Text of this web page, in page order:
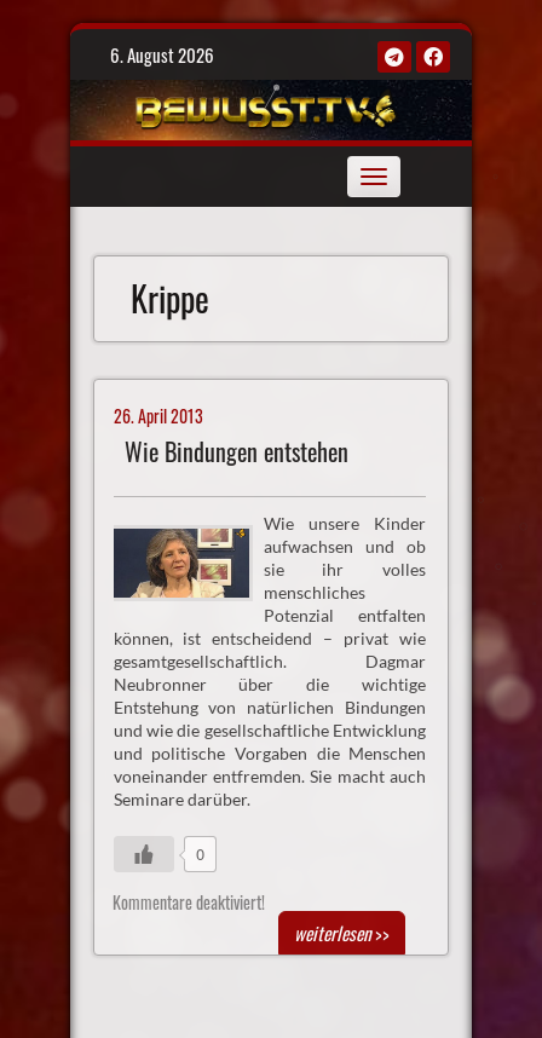
Skip
6. August 2026
Toggle
navigation
Krippe
26. April 2013
Wie Bindungen entstehen
Wie unsere Kinder
aufwachsen und ob
sie ihr volles
menschliches
Potenzial entfalten
können, ist entscheidend – privat wie
gesamtgesellschaftlich. Dagmar
Neubronner über die wichtige
Entstehung von natürlichen Bindungen
und wie die gesellschaftliche Entwicklung
und politische Vorgaben die Menschen
voneinander entfremden. Sie macht auch
Seminare darüber.
0
Kommentare deaktiviert!
weiterlesen>>